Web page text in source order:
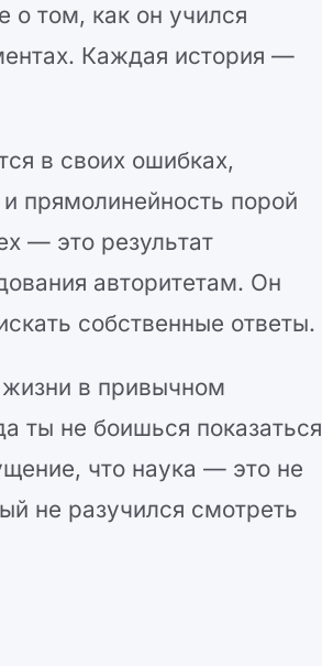
о том, как он учился
Каждая история —
в своих ошибках,
прямолинейность порой
— это результат
авторитетам. Он
собственные ответы.
в привычном
ты не боишься показаться
что наука — это не
не разучился смотреть